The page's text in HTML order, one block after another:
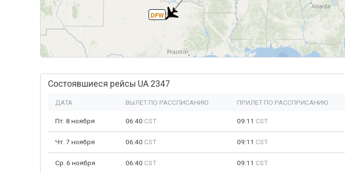
DFW
Состоявшиеся рейсы UA 2347
ДАТА ВЫЛЕТ ПО РАССПИСАНИЮ ПРИЛЕТ ПО РАССПРИСАНИЮ
Пт. 8 ноября 06:40 CST 09:11 CST
Чт. 7 ноября 06:40 CST 09:11 CST
Ср. 6 ноября 06:40 CST 09:11 CST